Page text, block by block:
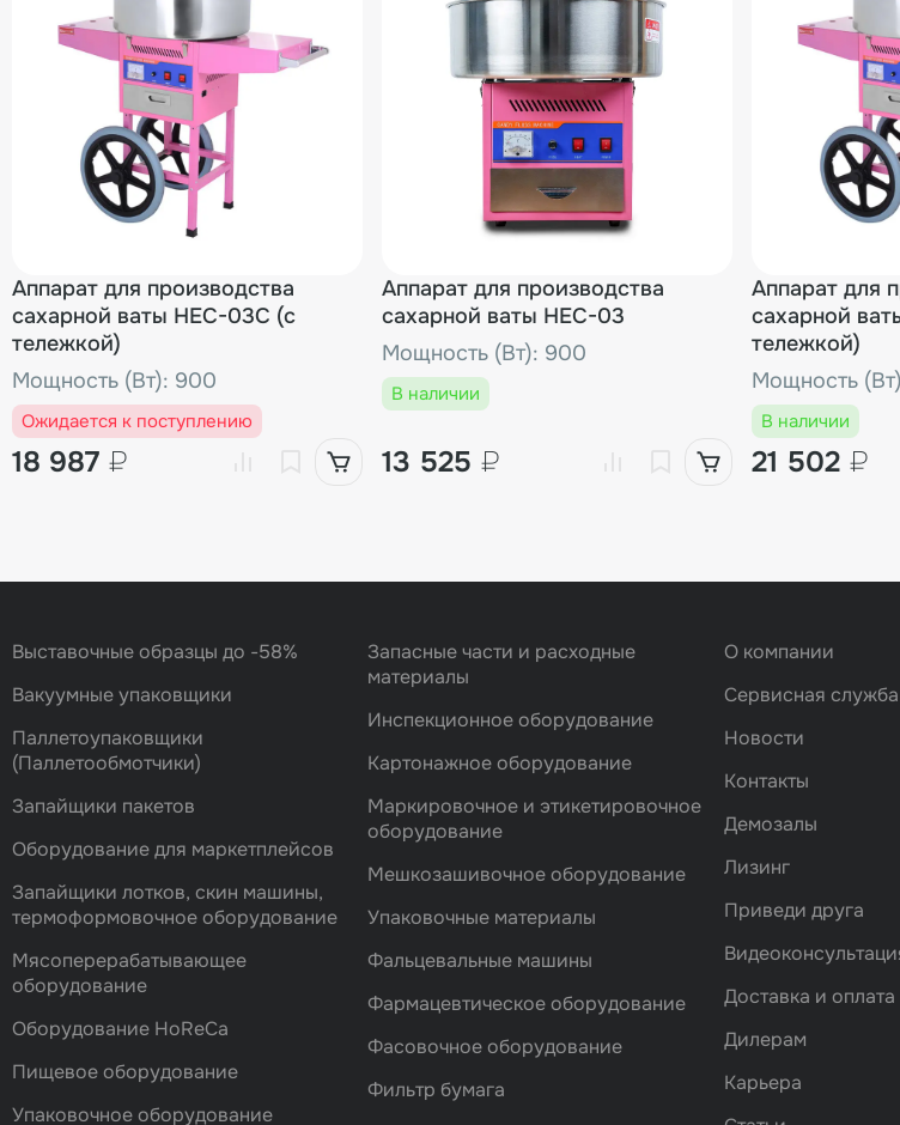
Аппарат для производства
сахарной ваты HEC-03C (с
тележкой)
Мощность (Вт): 900
Ожидается к поступлению
18 987 ₽
Аппарат для производства
сахарной ваты HEC-03
Мощность (Вт): 900
В наличии
13 525 ₽
Аппарат для
сахарной
тележкой)
Мощность
В наличии
21 502 ₽
Выставочные образцы до -58%
Вакуумные упаковщики
Паллетоупаковщики
(Паллетообмотчики)
Запайщики пакетов
Оборудование для маркетплейсов
Запайщики лотков, скин машины,
термоформовочное оборудование
Мясоперерабатывающее
оборудование
Оборудование HoReCa
Пищевое оборудование
Упаковочное оборудование
Запасные части и расходные
материалы
Инспекционное оборудование
Картонажное оборудование
Маркировочное и этикетировочное
оборудование
Мешкозашивочное оборудование
Упаковочные материалы
Фальцевальные машины
Фармацевтическое оборудование
Фасовочноe оборудование
Фильтр бумага
О компании
Сервисная служба
Новости
Контакты
Демозалы
Лизинг
Приведи друга
Доставка и оплата
Дилерам
Карьера